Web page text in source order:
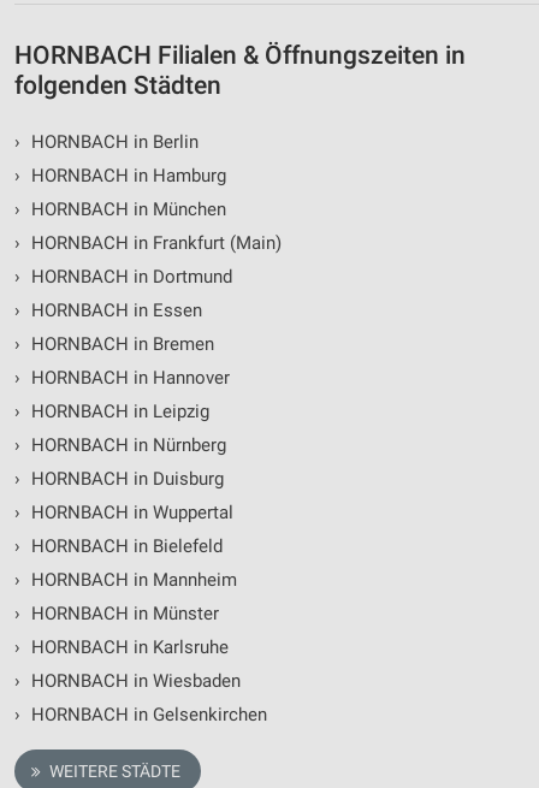
HORNBACH Filialen & Öffnungszeiten in
folgenden Städten
›
HORNBACH in Berlin
›
HORNBACH in Hamburg
›
HORNBACH in München
›
HORNBACH in Frankfurt (Main)
›
HORNBACH in Dortmund
›
HORNBACH in Essen
›
HORNBACH in Bremen
›
HORNBACH in Hannover
›
HORNBACH in Leipzig
›
HORNBACH in Nürnberg
›
HORNBACH in Duisburg
›
HORNBACH in Wuppertal
›
HORNBACH in Bielefeld
›
HORNBACH in Mannheim
›
HORNBACH in Münster
›
HORNBACH in Karlsruhe
›
HORNBACH in Wiesbaden
›
HORNBACH in Gelsenkirchen
WEITERE STÄDTE
IAB-Besonderheiten:
Informationen identifizieren
Performance
Werbung